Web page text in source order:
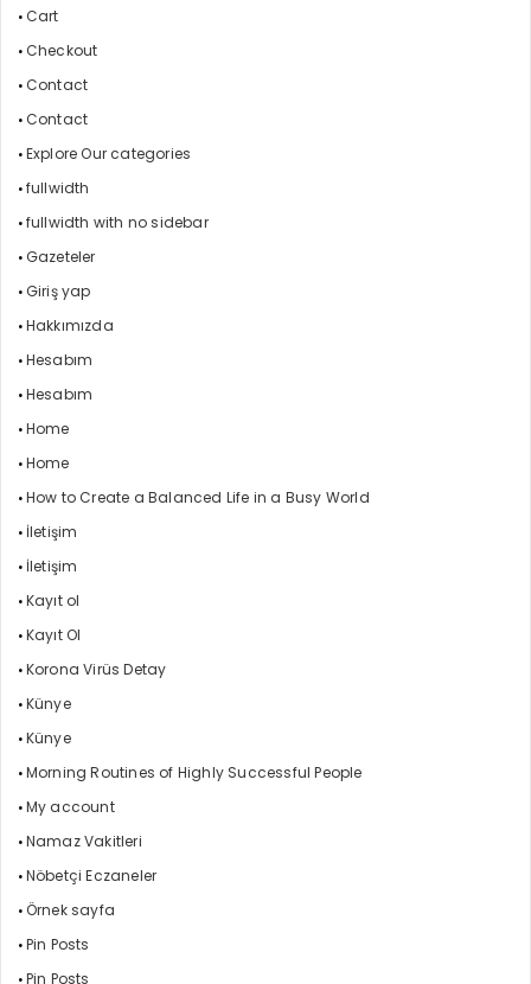
Cart
Checkout
Contact
Contact
Explore Our categories
fullwidth
fullwidth with no sidebar
Gazeteler
Giriş yap
Hakkımızda
Hesabım
Hesabım
Home
Home
How to Create a Balanced Life in a Busy World
İletişim
İletişim
Kayıt ol
Kayıt Ol
Korona Virüs Detay
Künye
Künye
Morning Routines of Highly Successful People
My account
Namaz Vakitleri
Nöbetçi Eczaneler
Örnek sayfa
Pin Posts
Pin Posts